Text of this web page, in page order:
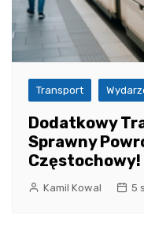
Transport
Dodatkowy
Sprawny
Częstochowy!
Kamil Kowal 5